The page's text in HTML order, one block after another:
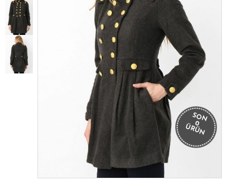
SON
0
ÜRÜN